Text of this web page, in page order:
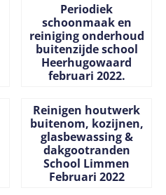
Periodiek
schoonmaak en
reiniging onderhoud
buitenzijde school
Heerhugowaard
februari 2022.
Reinigen houtwerk
buitenom, kozijnen,
glasbewassing &
dakgootranden
School Limmen
Februari 2022